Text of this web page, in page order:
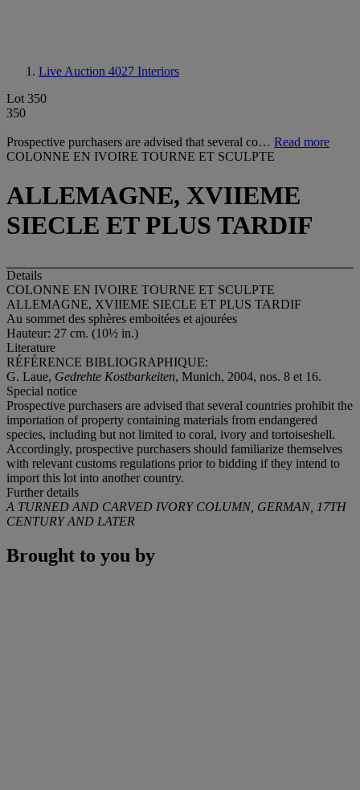
Live Auction 4027 Interiors
Lot 350
350
Prospective purchasers are advised that several co… Read more
COLONNE EN IVOIRE TOURNE ET SCULPTE
ALLEMAGNE, XVIIEME
SIECLE ET PLUS TARDIF
Details
COLONNE EN IVOIRE TOURNE ET SCULPTE
ALLEMAGNE, XVIIEME SIECLE ET PLUS TARDIF
Au sommet des sphères emboitées et ajourées
Hauteur: 27 cm. (10½ in.)
Literature
RÉFÉRENCE BIBLIOGRAPHIQUE:
G. Laue, Gedrehte Kostbarkeiten, Munich, 2004, nos. 8 et 16.
Special notice
Prospective purchasers are advised that several countries prohibit the
importation of property containing materials from endangered
species, including but not limited to coral, ivory and tortoiseshell.
Accordingly, prospective purchasers should familiarize themselves
with relevant customs regulations prior to bidding if they intend to
import this lot into another country.
Further details
A TURNED AND CARVED IVORY COLUMN, GERMAN, 17TH
CENTURY AND LATER
Brought to you by